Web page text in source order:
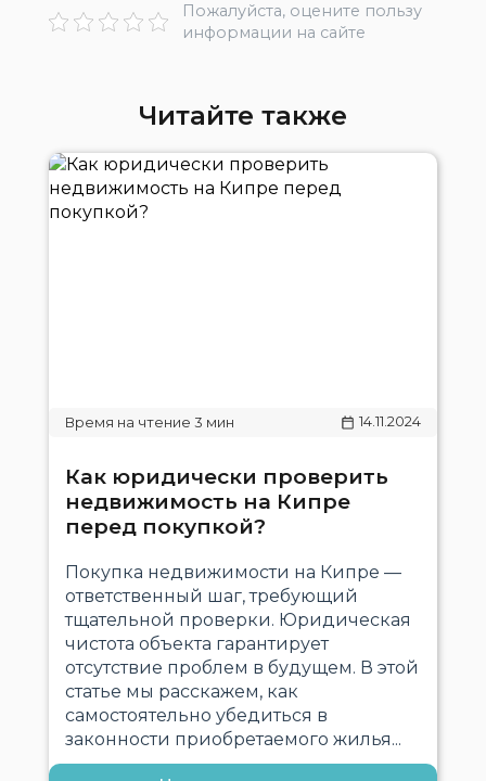
Пожалуйста, оцените пользу
информации на сайте
Читайте также
14.11.2024
Как юридически проверить
недвижимость на Кипре
перед покупкой?
Покупка недвижимости на Кипре —
ответственный шаг, требующий
тщательной проверки. Юридическая
чистота объекта гарантирует
отсутствие проблем в будущем. В этой
статье мы расскажем, как
самостоятельно убедиться в
законности приобретаемого жилья...